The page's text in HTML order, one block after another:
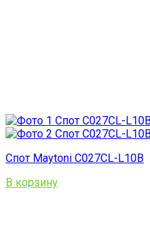
Спот Maytoni C027CL-L10B
В корзину